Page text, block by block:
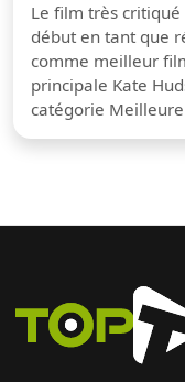
Le film très critiqué
début en tant que
comme meilleur
principale Kate
catégorie